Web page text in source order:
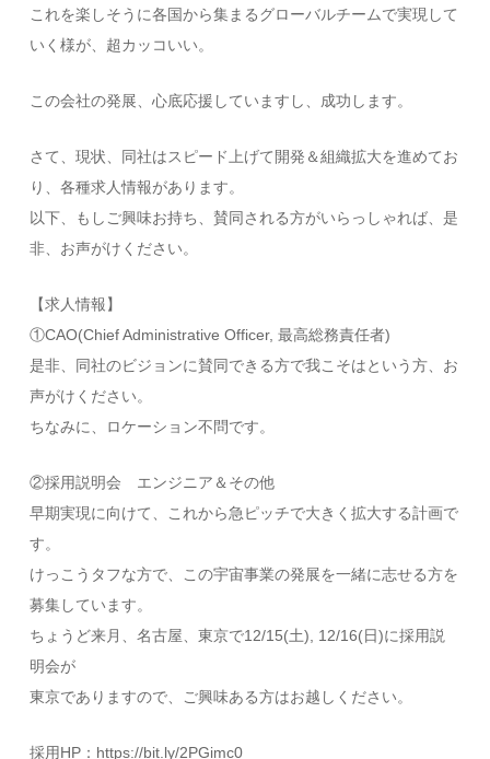
これを楽しそうに各国から集まるグローバルチームで実現して
いく様が、超カッコいい。
この会社の発展、心底応援していますし、成功します。
さて、現状、同社はスピード上げて開発＆組織拡大を進めてお
り、各種求人情報があります。
以下、もしご興味お持ち、賛同される方がいらっしゃれば、是
非、お声がけください。
【求人情報】
①CAO(Chief Administrative Officer, 最高総務責任者)
是非、同社のビジョンに賛同できる方で我こそはという方、お
声がけください。
ちなみに、ロケーション不問です。
②採用説明会 エンジニア＆その他
早期実現に向けて、これから急ピッチで大きく拡大する計画で
す。
けっこうタフな方で、この宇宙事業の発展を一緒に志せる方を
募集しています。
ちょうど来月、名古屋、東京で12/15(土), 12/16(日)に採用説
明会が
東京でありますので、ご興味ある方はお越しください。
採用HP：https://bit.ly/2PGimc0